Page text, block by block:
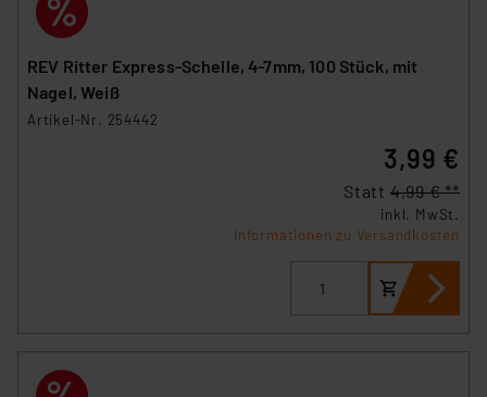
REV Ritter Express-Schelle, 4-7mm, 100 Stück, mit
Nagel, Weiß
Artikel-Nr. 254442
3,99 €
Statt 4,99 € **
inkl. MwSt.
Informationen zu Versandkosten